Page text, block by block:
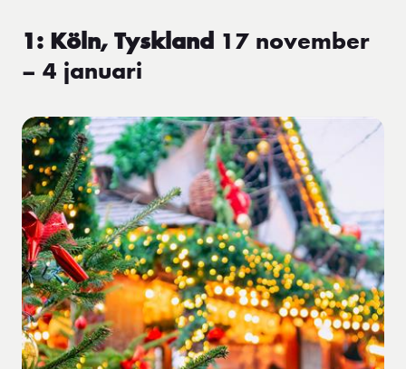
1: Köln, Tyskland 17 november
– 4 januari